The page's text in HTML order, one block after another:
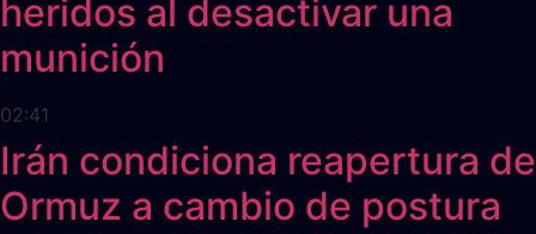
heridos al desactivar una
munición
02:41
Irán condiciona reapertura de
Ormuz a cambio de postura